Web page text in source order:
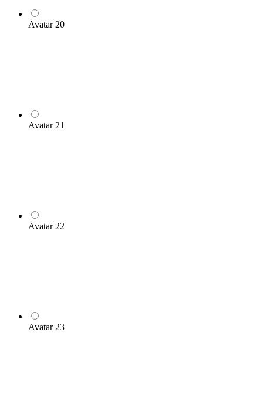
Avatar 20
Avatar 21
Avatar 22
Avatar 23